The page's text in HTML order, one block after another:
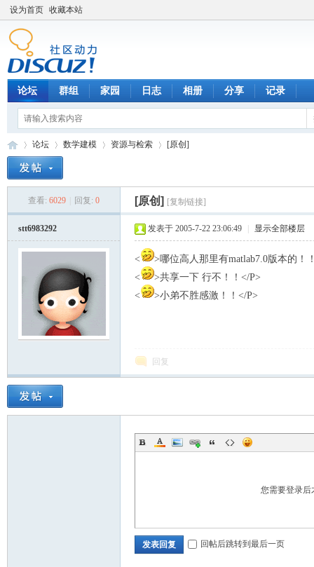
设为首页 收藏本站
论坛 群组 家园 日志 相册 分享 记录
论坛
›
数学建模
›
资源与检索
›
[原创]
查看: 6029 回复: 0 [原创] [复制链接]
stt6983292 发表于 2005-7-22 23:06:49 显示全部楼层
<
>哪位高人那里有matlab7.0版本的！
<
>共享一下 行不！！</P>
<
>小弟不胜感激！！</P>
回复
您需要登录
发表回复 回帖后跳转到最后一页